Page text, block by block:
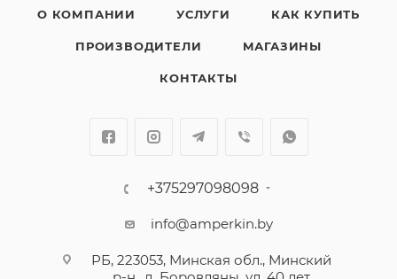
О КОМПАНИИ УСЛУГИ КАК КУПИТЬ
ПРОИЗВОДИТЕЛИ МАГАЗИНЫ
КОНТАКТЫ
+375297098098
info@amperkin.by
РБ, 223053, Минская обл., Минский